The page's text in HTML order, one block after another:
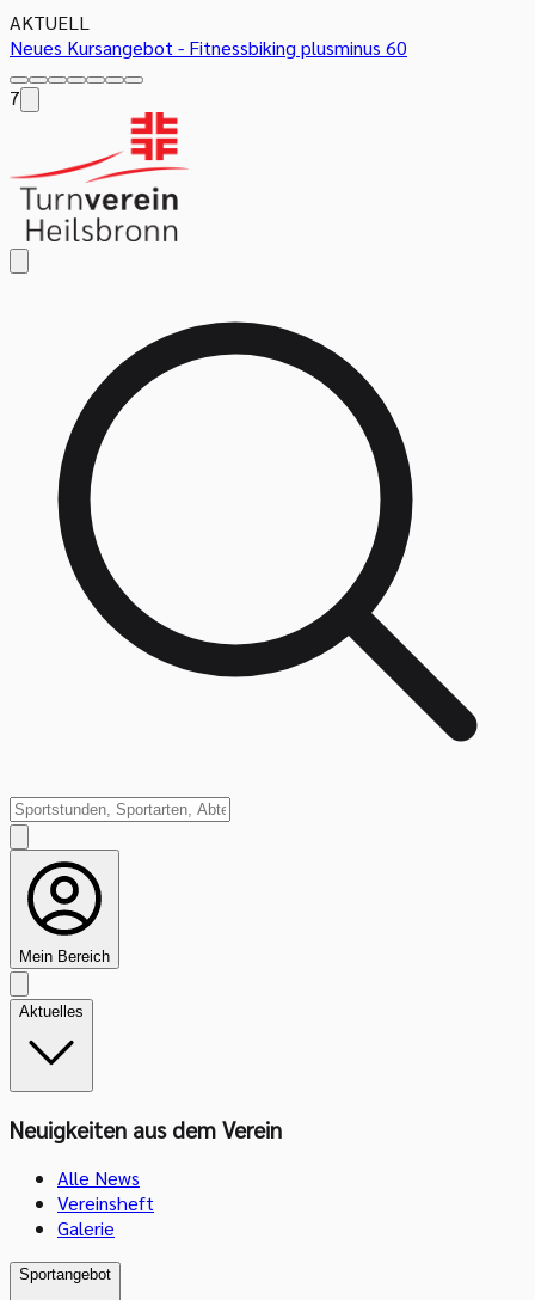
AKTUELL
Neues Kursangebot - Fitnessbiking plusminus 60
7
Mein Bereich
Aktuelles
Neuigkeiten aus dem Verein
Alle News
Vereinsheft
Galerie
Sportangebot